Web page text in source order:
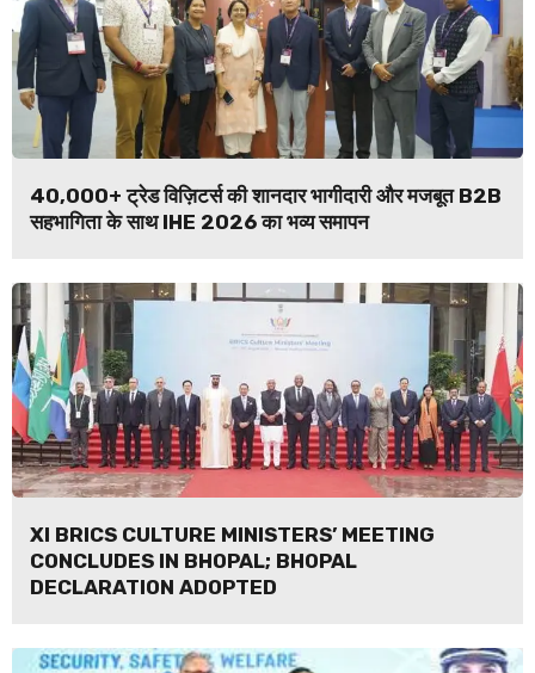
40,000+ ट्रेड विज़िटर्स की शानदार भागीदारी और मजबूत B2B
सहभागिता के साथ IHE 2026 का भव्य समापन
XI BRICS CULTURE MINISTERS’ MEETING
CONCLUDES IN BHOPAL; BHOPAL
DECLARATION ADOPTED